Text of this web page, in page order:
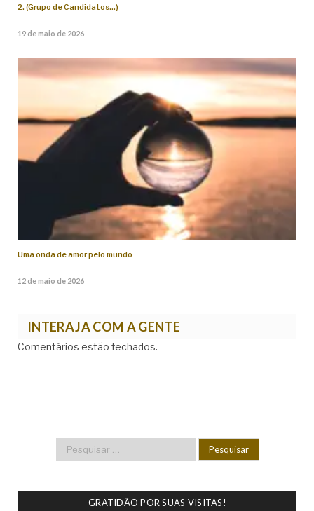
2. (Grupo de Candidatos…)
19 de maio de 2026
Uma onda de amor pelo mundo
12 de maio de 2026
INTERAJA COM A GENTE
Comentários estão fechados.
GRATIDÃO POR SUAS VISITAS!